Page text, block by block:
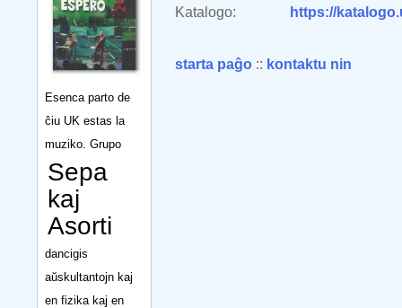
Esenca parto de
ĉiu UK estas la
muziko. Grupo
Sepa
kaj
Asorti
dancigis
aŭskultantojn kaj
en fizika kaj en
Katalogo:
https://
starta paĝo :: kontaktu nin